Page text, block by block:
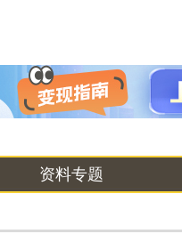
资料专题